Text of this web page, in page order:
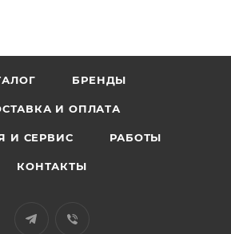
БРЕНДЫ
И ОПЛАТА
И СЕРВИС РАБОТЫ
КОНТАКТЫ